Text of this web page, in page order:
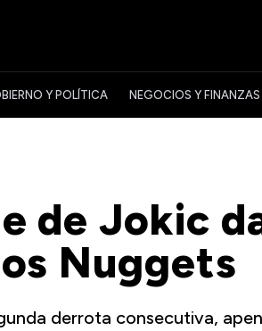
Y POLÍTICA NEGOCIOS Y FINANZAS
de Jokic
Nuggets
derrota consecutiva,